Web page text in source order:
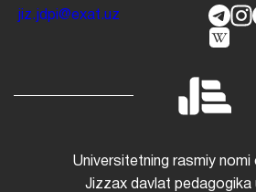
jiz.jdpi@exat.uz
Universitetning rasmiy nomi
Jizzax davlat pedagogika